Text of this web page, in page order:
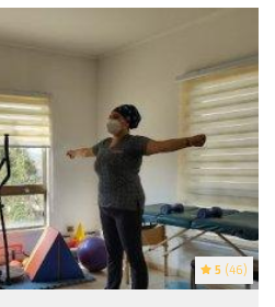
5 (46)